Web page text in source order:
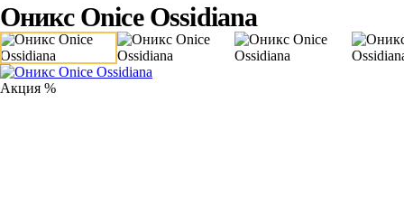
Оникс Onice Ossidiana
Акция %